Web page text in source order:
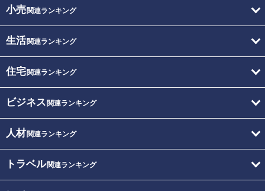
小売関連ランキング
生活関連ランキング
住宅関連ランキング
ビジネス 関連ランキング
人材関連ランキング
トラベル関連ランキング